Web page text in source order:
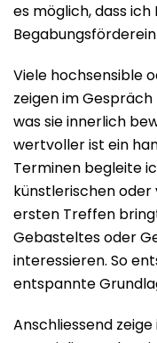
es möglich, dass
Viele hochsensible
zeigen im Gespräch
was sie innerlich
wertvoller ist ein
Terminen begleite
künstlerischen oder
ersten Treffen
Gebasteltes oder
interessieren. So
entspannte
Anschliessend